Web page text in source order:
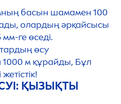
басын шамамен 100
олардың әрқайсысы
ге өседі.
өсу
м құрайды, Бұл
ҚЫЗЫҚТЫ